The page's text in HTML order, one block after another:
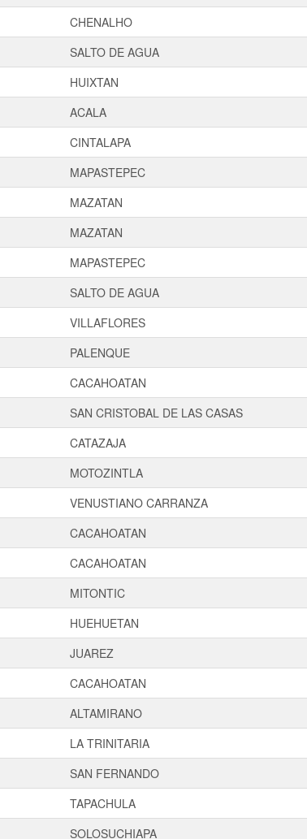
CHENALHO
SALTO DE AGUA
HUIXTAN
ACALA
CINTALAPA
MAPASTEPEC
MAZATAN
MAZATAN
MAPASTEPEC
SALTO DE AGUA
VILLAFLORES
PALENQUE
CACAHOATAN
SAN CRISTOBAL DE LAS CASAS
CATAZAJA
MOTOZINTLA
VENUSTIANO CARRANZA
CACAHOATAN
CACAHOATAN
MITONTIC
HUEHUETAN
JUAREZ
CACAHOATAN
ALTAMIRANO
LA TRINITARIA
SAN FERNANDO
TAPACHULA
SOLOSUCHIAPA